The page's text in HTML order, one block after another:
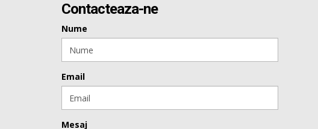
Contacteaza-ne
Nume
Email
Mesaj